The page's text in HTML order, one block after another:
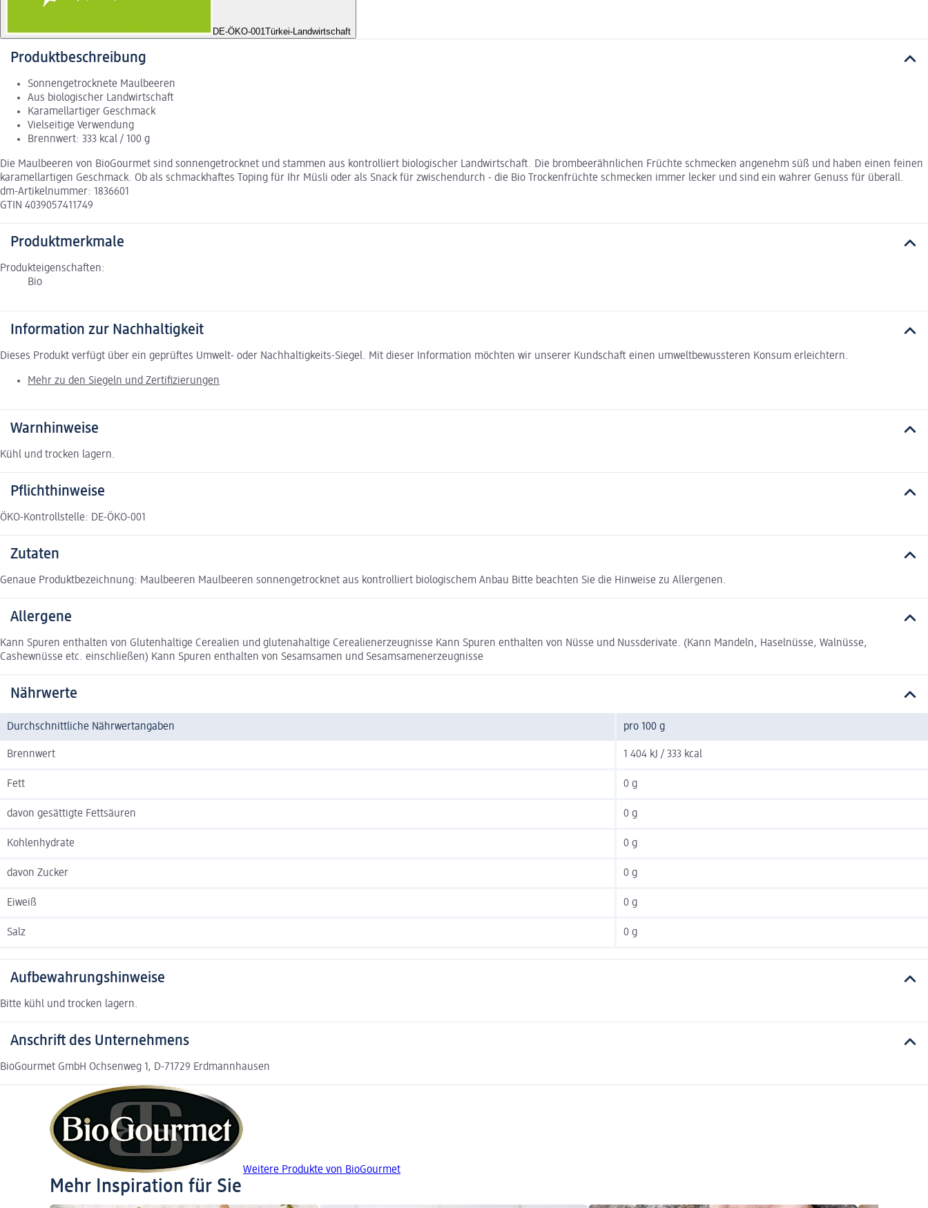
DE-ÖKO-001Türkei-Landwirtschaft
Produktbeschreibung
Sonnengetrocknete Maulbeeren
Aus biologischer Landwirtschaft
Karamellartiger Geschmack
Vielseitige Verwendung
Brennwert: 333 kcal / 100 g
Die Maulbeeren von BioGourmet sind sonnengetrocknet und stammen aus kontrolliert biologischer Landwirtschaft. Die brombeerähnlichen Früchte schmecken angenehm süß und haben einen feinen
karamellartigen Geschmack. Ob als schmackhaftes Toping für Ihr Müsli oder als Snack für zwischendurch - die Bio Trockenfrüchte schmecken immer lecker und sind ein wahrer Genuss für überall.
dm-Artikelnummer: 1836601
GTIN 4039057411749
Produktmerkmale
Produkteigenschaften:
Bio
Information zur Nachhaltigkeit
Dieses Produkt verfügt über ein geprüftes Umwelt- oder Nachhaltigkeits-Siegel. Mit dieser Information möchten wir unserer Kundschaft einen umweltbewussteren Konsum erleichtern.
Mehr zu den Siegeln und Zertifizierungen
Warnhinweise
Kühl und trocken lagern.
Pflichthinweise
ÖKO-Kontrollstelle: DE-ÖKO-001
Zutaten
Genaue Produktbezeichnung: Maulbeeren Maulbeeren sonnengetrocknet aus kontrolliert biologischem Anbau Bitte beachten Sie die Hinweise zu Allergenen.
Allergene
Kann Spuren enthalten von Glutenhaltige Cerealien und glutenahaltige Cerealienerzeugnisse Kann Spuren enthalten von Nüsse und Nussderivate. (Kann Mandeln, Haselnüsse, Walnüsse,
Cashewnüsse etc. einschließen) Kann Spuren enthalten von Sesamsamen und Sesamsamenerzeugnisse
Nährwerte
Durchschnittliche Nährwertangaben pro 100 g
Brennwert 1 404 kJ / 333 kcal
Fett 0 g
davon gesättigte Fettsäuren 0 g
Kohlenhydrate 0 g
davon Zucker 0 g
Eiweiß 0 g
Salz 0 g
Aufbewahrungshinweise
Bitte kühl und trocken lagern.
Anschrift des Unternehmens
BioGourmet GmbH Ochsenweg 1, D-71729 Erdmannhausen
Weitere Produkte von BioGourmet
Mehr Inspiration für Sie